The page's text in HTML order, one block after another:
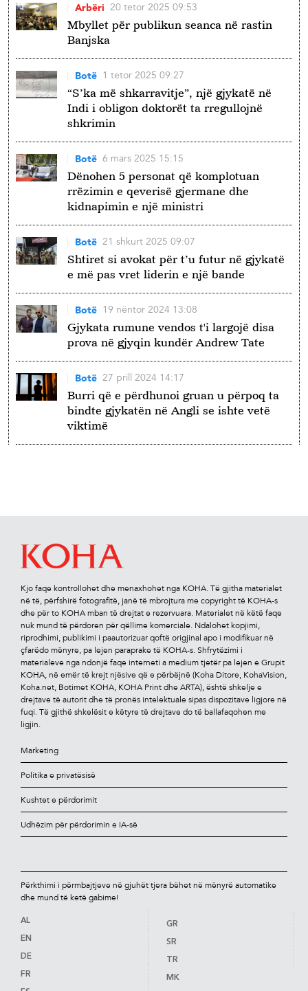
Mbyllet për publikun seanca në rastin
Banjska
Arbëri 20 tetor 2025 09:53
“S’ka më shkarravitje”, një gjykatë në
Indi i obligon doktorët ta rregullojnë
shkrimin
Botë 1 tetor 2025 09:27
Dënohen 5 personat që komplotuan
rrëzimin e qeverisë gjermane dhe
kidnapimin e një ministri
Botë 6 mars 2025 15:15
Shtiret si avokat për t’u futur në gjykatë
e më pas vret liderin e një bande
Botë 21 shkurt 2025 09:07
Gjykata rumune vendos t'i largojë disa
prova në gjyqin kundër Andrew Tate
Botë 19 nëntor 2024 13:08
Burri që e përdhunoi gruan u përpoq ta
bindte gjykatën në Angli se ishte vetë
viktimë
Botë 27 prill 2024 14:17
Kjo faqe kontrollohet dhe menaxhohet nga KOHA. Të gjitha materialet
në të, përfshirë fotograﬁtë, janë të mbrojtura me copyright të KOHA-s
dhe për to KOHA mban të drejtat e rezervuara. Materialet në këtë faqe
nuk mund të përdoren për qëllime komerciale. Ndalohet kopjimi,
riprodhimi, publikimi i paautorizuar qoftë origjinal apo i modiﬁkuar në
çfarëdo mënyre, pa lejen paraprake të KOHA-s. Shfrytëzimi i
materialeve nga ndonjë faqe interneti a medium tjetër pa lejen e Grupit
KOHA, në emër të krejt njësive që e përbëjnë (Koha Ditore, KohaVision,
Koha.net, Botimet KOHA, KOHA Print dhe ARTA), është shkelje e
drejtave të autorit dhe të pronës intelektuale sipas dispozitave ligjore në
fuqi. Të gjithë shkelësit e këtyre të drejtave do të ballafaqohen me
ligjin.
Marketing
Politika e privatësisë
Kushtet e përdorimit
Udhëzim për përdorimin e IA-së
Përkthimi i përmbajtjeve në gjuhët tjera bëhet në mënyrë automatike
dhe mund të ketë gabime!
AL
EN
DE
FR
GR
SR
TR
MK